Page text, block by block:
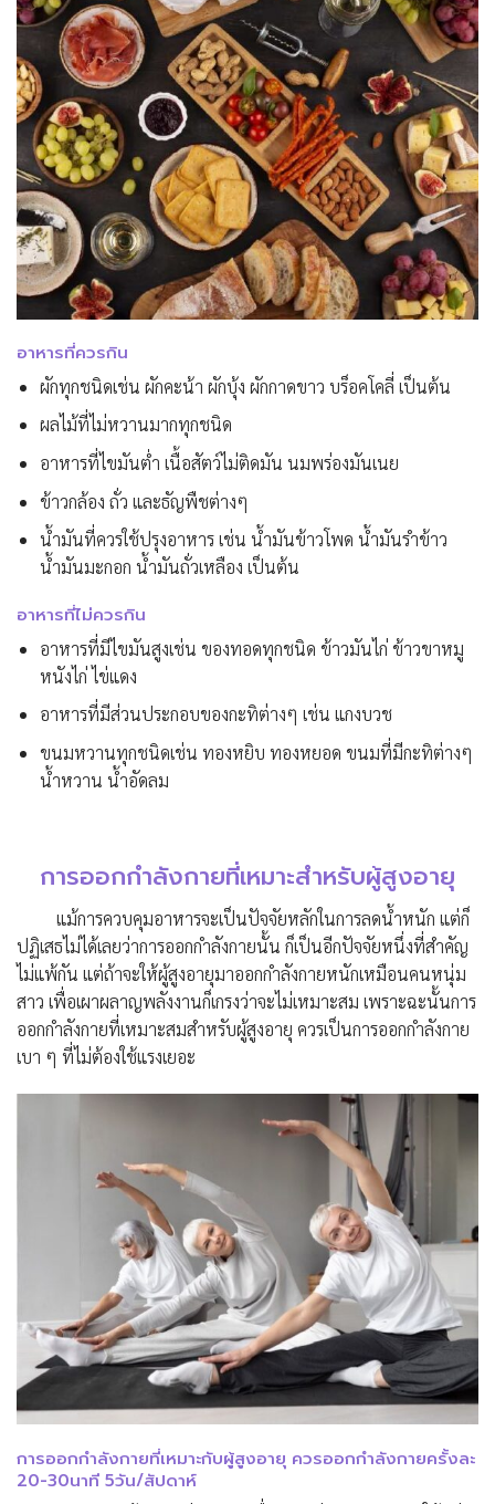
อาหารที่ควรกิน
ผักทุกชนิดเช่น ผักคะน้า ผักบุ้ง ผักกาดขาว บร็อคโคลี่ เป็นต้น
ผลไม้ที่ไม่หวานมากทุกชนิด
อาหารที่ไขมันต่ำ เนื้อสัตว์ไม่ติดมัน นมพร่องมันเนย
ข้าวกล้อง ถั่ว และธัญพืชต่างๆ
น้ำมันที่ควรใช้ปรุงอาหาร เช่น น้ำมันข้าวโพด น้ำมันรำข้าว
น้ำมันมะกอก น้ำมันถั่วเหลือง เป็นต้น
อาหารที่ไม่ควรกิน
อาหารที่มีไขมันสูงเช่น ของทอดทุกชนิด ข้าวมันไก่ ข้าวขาหมู
หนังไก่ ไข่แดง
อาหารที่มีส่วนประกอบของกะทิต่างๆ เช่น แกงบวช
ขนมหวานทุกชนิดเช่น ทองหยิบ ทองหยอด ขนมที่มีกะทิต่างๆ
น้ำหวาน น้ำอัดลม
การออกกำลังกายที่เหมาะสำหรับผู้สูงอายุ
แม้การควบคุมอาหารจะเป็นปัจจัยหลักในการลดน้ำหนัก แต่ก็
ปฏิเสธไม่ได้เลยว่าการออกกำลังกายนั้น ก็เป็นอีกปัจจัยหนึ่งที่สำคัญ
ไม่แพ้กัน แต่ถ้าจะให้ผู้สูงอายุมาออกกำลังกายหนักเหมือนคนหนุ่ม
สาว เพื่อเผาผลาญพลังงานก็เกรงว่าจะไม่เหมาะสม เพราะฉะนั้นการ
ออกกำลังกายที่เหมาะสมสำหรับผู้สูงอายุ ควรเป็นการออกกำลังกาย
เบา ๆ ที่ไม่ต้องใช้แรงเยอะ
การออกกำลังกายที่เหมาะกับผู้สูงอายุ ควรออกกำลังกายครั้งละ
20-30นาที 5วัน/สัปดาห์